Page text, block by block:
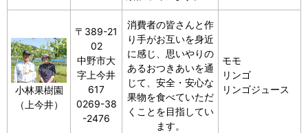
小林果樹園
（上今井）
〒389-21
02
中野市大
字上今井
617
0269-38
-2476
消費者の皆さんと作
り手がお互いを身近
に感じ、思いやりの
あるおつきあいを通
じて、安全・安心な
果物を食べていただ
くことを目指してい
ます。
モモ
リンゴ
リンゴジュース